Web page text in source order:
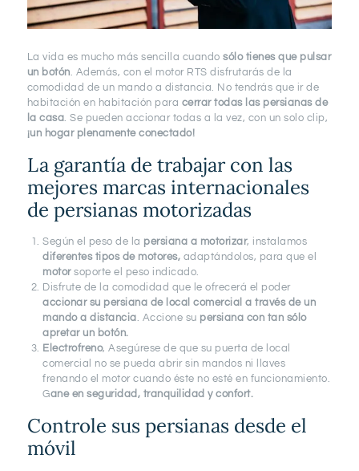
SOBRE NOSOTROS
CONTACTO
L-V 09:00 - 19:00
Bilbao
La vida es mucho más sencilla cuandosólo tienes que pulsar
un botón . Además, con el motor RTS disfrutarás de la
comodidad de un mando a distancia. No tendrás que ir de
habitación en habitación para cerrar todas las persianas de
la casa . Se pueden accionar todas a la vez, con un solo clip,
¡un hogar plenamente conectado!
La garantía de trabajar con las
mejores marcas internacionales
de persianas motorizadas
Según el peso de la persiana a motorizar, instalamos
diferentes tipos de motores, adaptándolos, para que el
motorsoporte el peso indicado.
Disfrute de la comodidad que le ofrecerá el poder
accionar su persiana de local comercial a través de un
mando a distancia . Accione su persiana con tan sólo
apretar un botón.
Electrofreno, Asegúrese de que su puerta de local
comercial no se pueda abrir sin mandos ni llaves
frenando el motor cuando éste no esté en funcionamiento.
Gane en seguridad, tranquilidad y confort.
Controle sus persianas desde el
móvil